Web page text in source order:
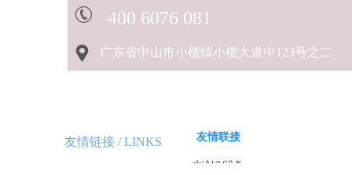
广东省中山市小榄镇小榄大道中123号之二
400 6076 081
友情联接
水冷UV设备
友情链接 /LINKS